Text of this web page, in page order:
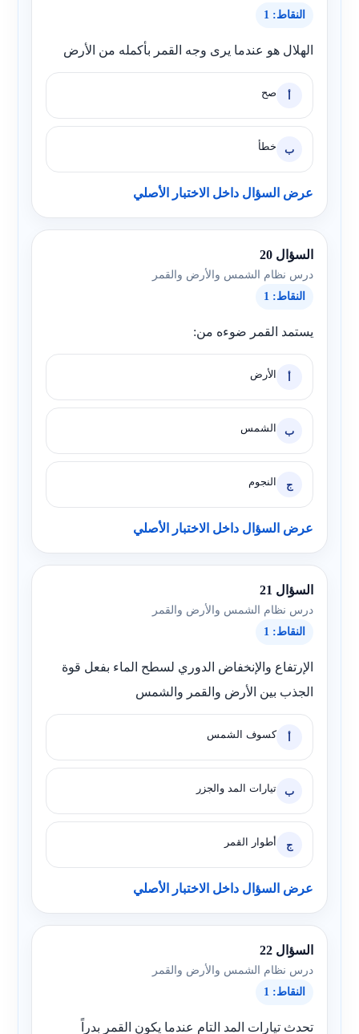
النقاط: 1
الهلال هو عندما يرى وجه القمر بأكمله من الأرض
أ صح
ب خطأ
عرض السؤال داخل الاختبار الأصلي
السؤال 20
درس نظام الشمس والأرض والقمر
النقاط: 1
يستمد القمر ضوءه من:
أ الأرض
ب الشمس
ج النجوم
عرض السؤال داخل الاختبار الأصلي
السؤال 21
درس نظام الشمس والأرض والقمر
النقاط: 1
الإرتفاع والإنخفاض الدوري لسطح الماء بفعل قوة
الجذب بين الأرض والقمر والشمس
أ كسوف الشمس
ب تيارات المد والجزر
ج أطوار القمر
عرض السؤال داخل الاختبار الأصلي
السؤال 22
درس نظام الشمس والأرض والقمر
النقاط: 1
تحدث تيارات المد التام عندما يكون القمر بدراً